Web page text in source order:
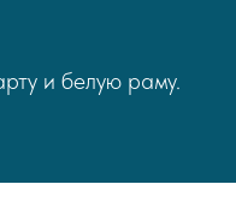
и белую раму.